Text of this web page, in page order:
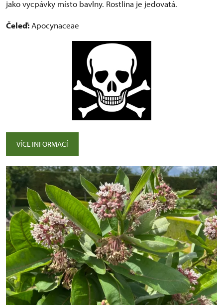
jako vycpávky místo bavlny. Rostlina je jedovatá.
Čeleď: Apocynaceae
VÍCE INFORMACÍ